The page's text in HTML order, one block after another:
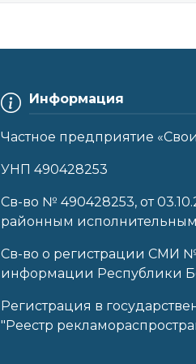
Информация
Частное предприятие
УНП 490428253
Cв-во № 490428253, от
районным
Св-во о регистрации СМИ
информации Республики
Регистрация в
"Реестр